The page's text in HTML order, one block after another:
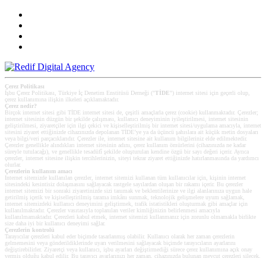
Çerez Politikası
İşbu Çerez Politikası, Türkiye İç Denetim Enstitüsü Derneği (" TİDE ") internet sitesi için geçerli olup,
çerez kullanımına ilişkin ilkeleri açıklamaktadır.
Çerez nedir?
Birçok internet sitesi gibi TİDE internet sitesi de, çeşitli amaçlarla çerez (cookie) kullanmaktadır. Çerezler;
internet sitesinin düzgün bir şekilde çalışması, kullanıcı deneyiminin iyileştirilmesi, internet sitesinin
geliştirilmesi, ziyaretçiler için ilgi çekici ve kişiselleştirilmiş bir internet sitesi/uygulama amacıyla, internet
sitesini ziyaret ettiğinizde cihazınızda depolanan TİDE’ye ya da üçüncü şahıslara ait küçük metin dosyaları
veya bilgi/veri parçacıklarıdır. Çerezler ile, internet sitesine ait kullanım bilgileriniz elde edilmektedir.
Çerezler genellikle alındıkları internet sitesinin adını, çerez kullanım ömürlerini (cihazınızda ne kadar
süreyle tutulacağı), ve genellikle tesadüfî şekilde oluşturulan kendine özgü bir sayı değeri içerir. Ayrıca
çerezler, internet sitesine ilişkin tercihlerinizin, siteyi tekrar ziyaret ettiğinizde hatırlanmasında da yardımcı
olurlar.
Çerezlerin kullanım amacı
Internet sitemizde kullanılan çerezler, internet sitemizi kullanan tüm kullanıcılar için, kişinin internet
sitesindeki kesintisiz dolaşmasını sağlayacak rastgele sayılardan oluşan bir rakamı içerir. Bu çerezler
internet sitemizi bir sonraki ziyaretinizde sizi tanımak ve beklentilerinize ve ilgi alanlarınıza uygun hale
getirilmiş içerik ve kişiselleştirilmiş tarama imkânı sunmak, teknolojik gelişmelere uyum sağlamak,
internet sitemizdeki kullanıcı deneyimini geliştirmek, trafik istatistikleri oluşturmak gibi amaçlar için
kullanılmaktadır. Çerezler vasıtasıyla toplanılan veriler kimliğinizin belirlenmesi amacıyla
kullanılmamaktadır. Çerezleri kabul etmek, internet sitemizi kullanmanız için zorunlu olmamakla birlikte
size daha iyi bir kullanıcı deneyimi sağlar.
Çerezlerin kontrolü
Tarayıcılar çerezleri kabul eder biçimde tasarlanmış olabilir. Kullanıcı olarak her zaman çerezlerin
gelmemesini veya gönderildiklerinde uyarı verilmesini sağlayacak biçimde tarayıcıların ayarlarını
değiştirebilirler. Ziyaretçi veya kullanıcı, işbu ayarları değiştirmediği sürece çerez kullanımına açık onay
vermiş olduğu kabul edilir. Bu tarayıcı ayarlarınızı her zaman, cihazınızda bulunan mevcut çerezleri silecek,